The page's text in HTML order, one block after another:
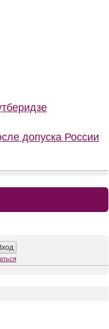
допуска России